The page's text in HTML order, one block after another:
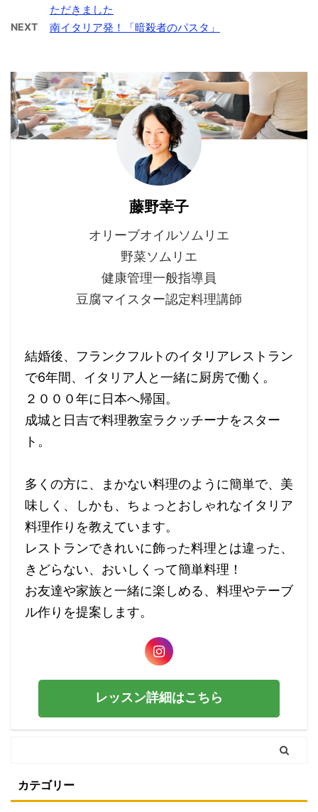
ただきました
NEXT 南イタリア発！「暗殺者のパスタ」
藤野幸子
オリーブオイルソムリエ
野菜ソムリエ
健康管理一般指導員
豆腐マイスター認定料理講師
結婚後、フランクフルトのイタリアレストラン
で6年間、イタリア人と一緒に厨房で働く。
２０００年に日本へ帰国。
成城と日吉で料理教室ラクッチーナをスター
ト。
多くの方に、まかない料理のように簡単で、美
味しく、しかも、ちょっとおしゃれなイタリア
料理作りを教えています。
レストランできれいに飾った料理とは違った、
きどらない、おいしくって簡単料理！
お友達や家族と一緒に楽しめる、料理やテーブ
ル作りを提案します。
レッスン詳細はこちら
カテゴリー